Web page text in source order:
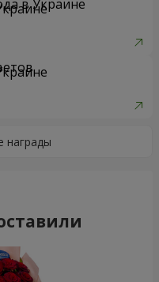
в Украине